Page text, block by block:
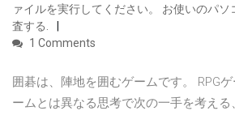
ァイルを実行してください。 お使いのパ
査する.
1 Comments
囲碁は、陣地を囲むゲームです。 RPG
ームとは異なる思考で次の一手を考え